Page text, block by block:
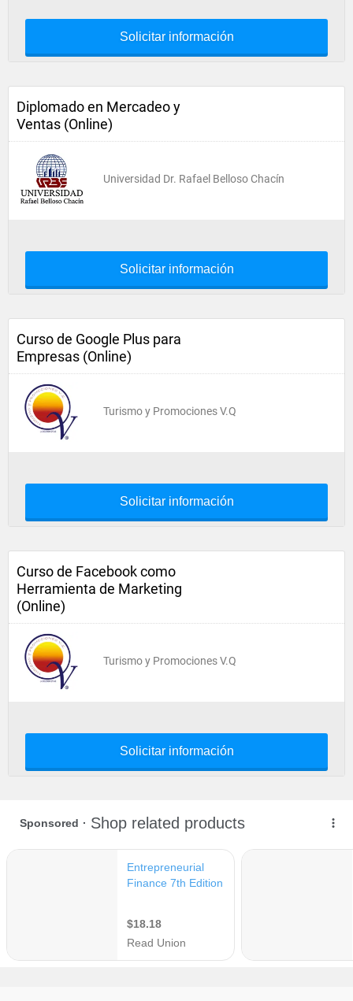
Solicitar información
Diplomado en Mercadeo y
Ventas (Online)
Universidad Dr. Rafael Belloso Chacín
Solicitar información
Curso de Google Plus para
Empresas (Online)
Turismo y Promociones V.Q
Solicitar información
Curso de Facebook como
Herramienta de Marketing
(Online)
Turismo y Promociones V.Q
Solicitar información